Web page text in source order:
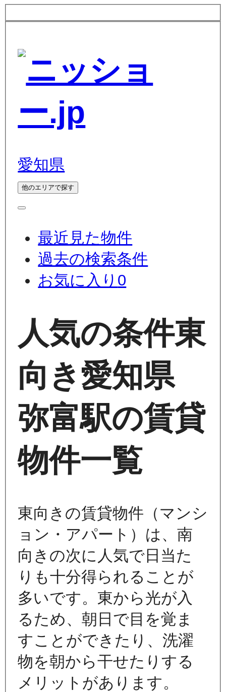
愛知県
他のエリアで探す
最近見た物件
過去の検索条件
お気に入り 0
人気の条件東
向き愛知県
弥富駅の賃貸
物件一覧
東向きの賃貸物件（マンシ
ョン・アパート）は、南
向きの次に人気で日当た
りも十分得られることが
多いです。東から光が入
るため、朝日で目を覚ま
すことができたり、洗濯
物を朝から干せたりする
メリットがあります。